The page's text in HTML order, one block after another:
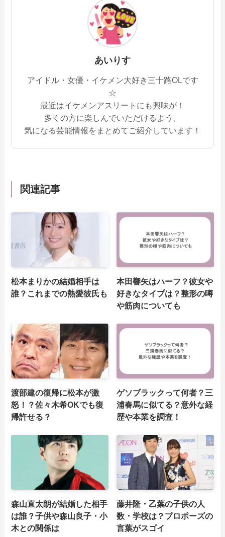
あいりす
アイドル・女優・イケメン大好き三十路OLです
☆
最近はイケメンアスリートにも興味が！
多くの方に楽しんでいただけるよう、
気になる芸能情報をまとめてご紹介しています！
関連記事
松本まりかの結婚相手は
誰？これまでの熱愛彼氏も
本田響矢はハーフ？彼女や
好きなタイプは？整形の噂
や筋肉についても
渡部建の復帰に松本が激
怒！？佐々木希OKでも復
帰許せる？
ゲソブラックって何者？三
浦春馬に似てる？意外な経
歴や本業を調査！
森山直太朗が結婚した相手
は誰？子供や森山良子・小
木との関係は
藤井隆・乙葉の子供の人
数・学校は？プロポーズの
言葉がスゴイ